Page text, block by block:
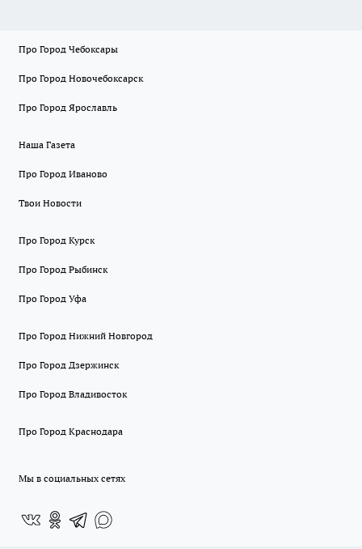
Про Город Чебоксары
Про Город Новочебоксарск
Про Город Ярославль
Наша Газета
Про Город Иваново
Твои Новости
Про Город Курск
Про Город Рыбинск
Про Город Уфа
Про Город Нижний Новгород
Про Город Дзержинск
Про Город Владивосток
Про Город Краснодара
Мы в социальных сетях